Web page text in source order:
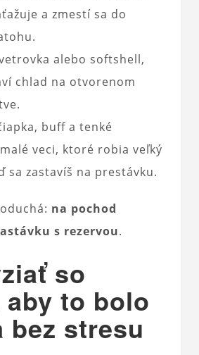
a zmestí sa do
alebo softshell,
chlad na otvorenom
buff a tenké
veci, ktoré robia veľký
sa zastavíš na prestávku.
na pochod
s rezervou.
so
to bolo
bez stresu